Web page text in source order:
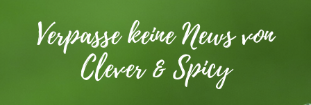
Verpasse keine News von
Clever & Spicy